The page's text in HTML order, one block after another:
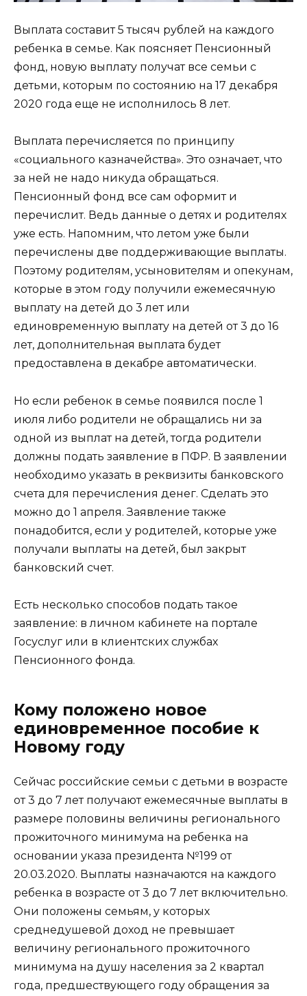
Выплата составит 5 тысяч рублей на каждого
ребенка в семье. Как поясняет Пенсионный
фонд, новую выплату получат все семьи с
детьми, которым по состоянию на 17 декабря
2020 года еще не исполнилось 8 лет.
Выплата перечисляется по принципу
«социального казначейства». Это означает, что
за ней не надо никуда обращаться.
Пенсионный фонд все сам оформит и
перечислит. Ведь данные о детях и родителях
уже есть. Напомним, что летом уже были
перечислены две поддерживающие выплаты.
Поэтому родителям, усыновителям и опекунам,
которые в этом году получили ежемесячную
выплату на детей до 3 лет или
единовременную выплату на детей от 3 до 16
лет, дополнительная выплата будет
предоставлена в декабре автоматически.
Но если ребенок в семье появился после 1
июля либо родители не обращались ни за
одной из выплат на детей, тогда родители
должны подать заявление в ПФР. В заявлении
необходимо указать в реквизиты банковского
счета для перечисления денег. Сделать это
можно до 1 апреля. Заявление также
понадобится, если у родителей, которые уже
получали выплаты на детей, был закрыт
банковский счет.
Есть несколько способов подать такое
заявление: в личном кабинете на портале
Госуслуг или в клиентских службах
Пенсионного фонда.
Кому положено новое
единовременное пособие к
Новому году
Сейчас российские семьи с детьми в возрасте
от 3 до 7 лет получают ежемесячные выплаты в
размере половины величины регионального
прожиточного минимума на ребенка на
основании указа президента №199 от
20.03.2020. Выплаты назначаются на каждого
ребенка в возрасте от 3 до 7 лет включительно.
Они положены семьям, у которых
среднедушевой доход не превышает
величину регионального прожиточного
минимума на душу населения за 2 квартал
года, предшествующего году обращения за